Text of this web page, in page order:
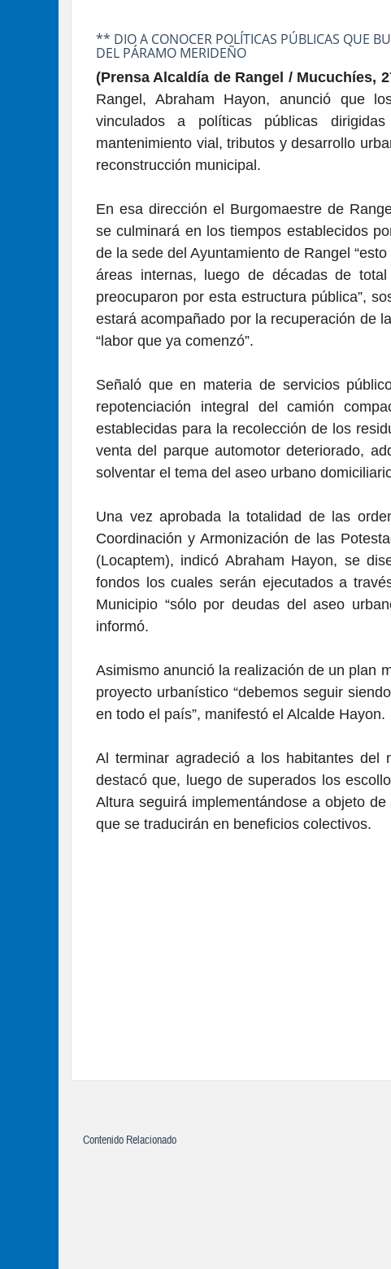
** DIO A CONOCER POLÍTICAS PÚBLICAS QUE
DEL PÁRAMO MERIDEÑO
(Prensa Alcaldía de Rangel / Mucuchíes,
Rangel, Abraham Hayon, anunció que
vinculados a políticas públicas
mantenimiento vial, tributos y desarrollo
reconstrucción municipal.
En esa dirección el Burgomaestre de
se culminará en los tiempos establecidos
de la sede del Ayuntamiento de Rangel
áreas internas, luego de décadas de
preocuparon por esta estructura pública”,
estará acompañado por la recuperación de
“labor que ya comenzó”.
Señaló que en materia de servicios
repotenciación integral del camión
establecidas para la recolección de los
venta del parque automotor deteriorado,
solventar el tema del aseo urbano
Una vez aprobada la totalidad de las
Coordinación y Armonización de las
(Locaptem), indicó Abraham Hayon, se
fondos los cuales serán ejecutados a
Municipio “sólo por deudas del aseo
informó.
Asimismo anunció la realización de un plan
proyecto urbanístico “debemos seguir
en todo el país”, manifestó el Alcalde Hayon.
Al terminar agradeció a los habitantes del
destacó que, luego de superados los
Altura seguirá implementándose a objeto
que se traducirán en beneficios colectivos.
Contenido Relacionado